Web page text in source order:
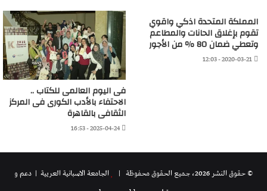
المملكة المتحدة اذكي واقوي
تقوم بإغلاق الحانات والمطاعم
وتعطي ضمان 80 ٪ من الأجور
2020-03-21 - 12:03
فى اليوم العالمى للكتاب ..
الاحتفاء بالأدب الكورى فى المركز
الثقافى بالقاهرة
2025-04-24 - 16:53
© حقوق النشر 2026، جميع الحقوق محفوظة | الجامعة الاسبانية العريية | دعم و